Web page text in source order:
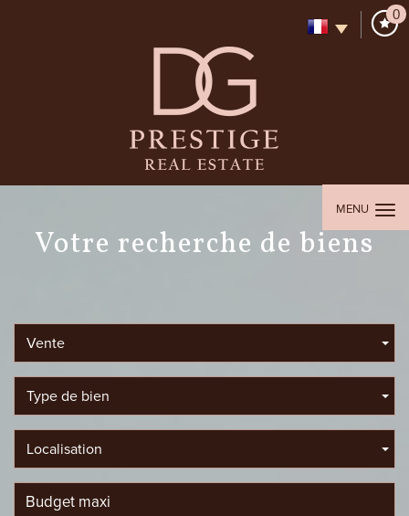
0
MENU
votre recherche de biens
Vente
Type de bien
Localisation